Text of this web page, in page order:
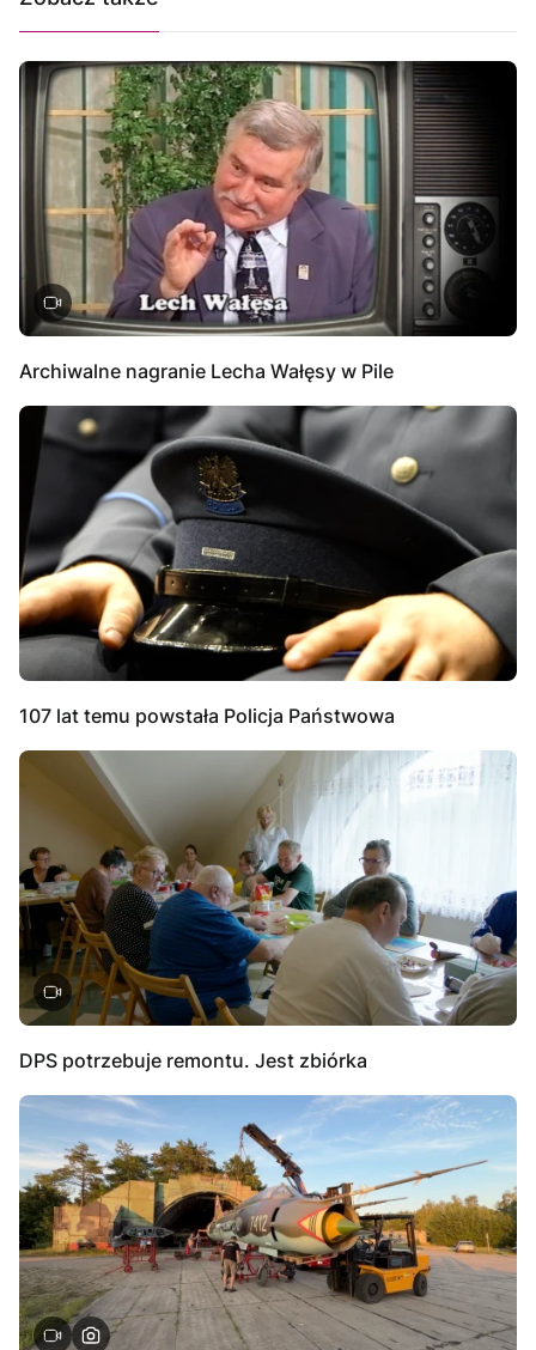
Archiwalne nagranie Lecha Wałęsy w Pile
107 lat temu powstała Policja Państwowa
DPS potrzebuje remontu. Jest zbiórka